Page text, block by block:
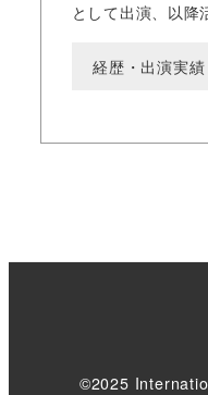
として出演、以降
経歴・出演実
©2025